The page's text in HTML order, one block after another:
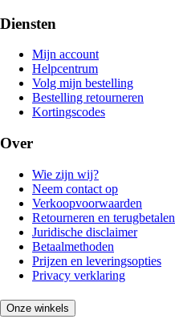
Diensten
Mijn account
Helpcentrum
Volg mijn bestelling
Bestelling retourneren
Kortingscodes
Over
Wie zijn wij?
Neem contact op
Verkoopvoorwaarden
Retourneren en terugbetalen
Juridische disclaimer
Betaalmethoden
Prijzen en leveringsopties
Privacy verklaring
Onze winkels